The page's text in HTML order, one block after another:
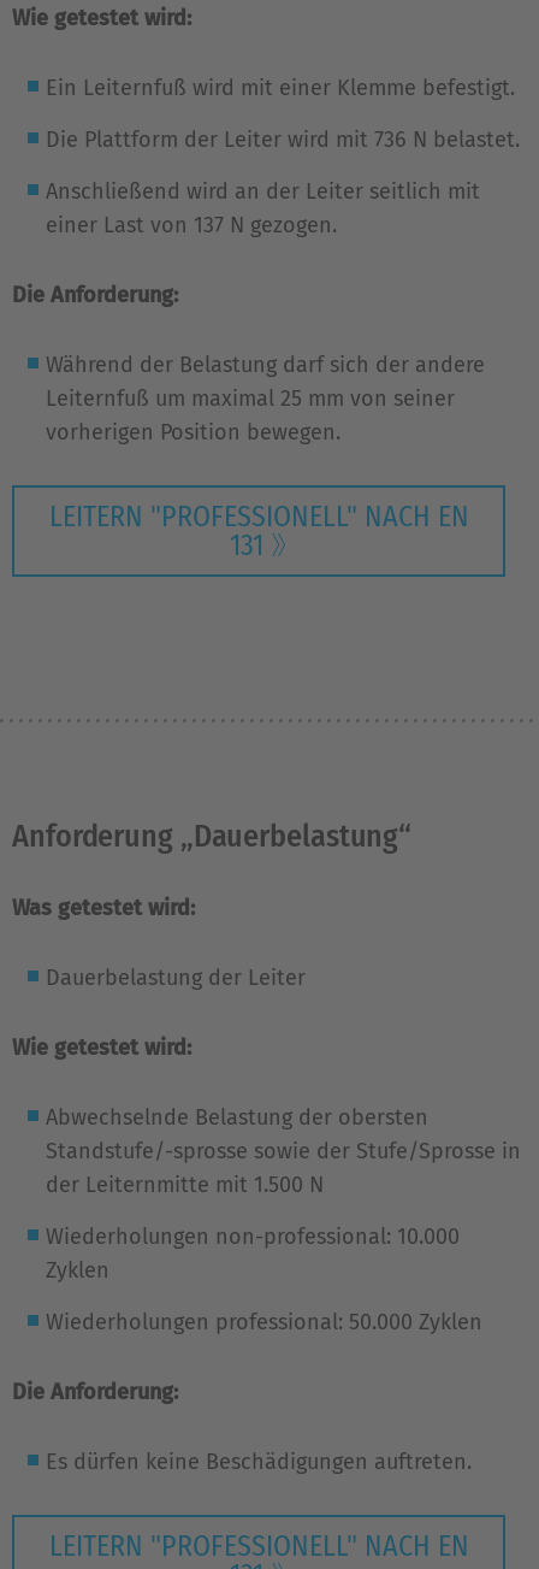
Wie getestet wird:
Ein Leiternfuß wird mit einer Klemme befestigt.
Die Plattform der Leiter wird mit 736 N belastet.
Anschließend wird an der Leiter seitlich mit
einer Last von 137 N gezogen.
Die Anforderung:
Während der Belastung darf sich der andere
Leiternfuß um maximal 25 mm von seiner
vorherigen Position bewegen.
LEITERN "PROFESSIONELL" NACH EN
131
Anforderung „Dauerbelastung“
Was getestet wird:
Dauerbelastung der Leiter
Wie getestet wird:
Abwechselnde Belastung der obersten
Standstufe/-sprosse sowie der Stufe/Sprosse in
der Leiternmitte mit 1.500 N
Wiederholungen non-professional: 10.000
Zyklen
Wiederholungen professional: 50.000 Zyklen
Die Anforderung:
Es dürfen keine Beschädigungen auftreten.
LEITERN "PROFESSIONELL" NACH EN